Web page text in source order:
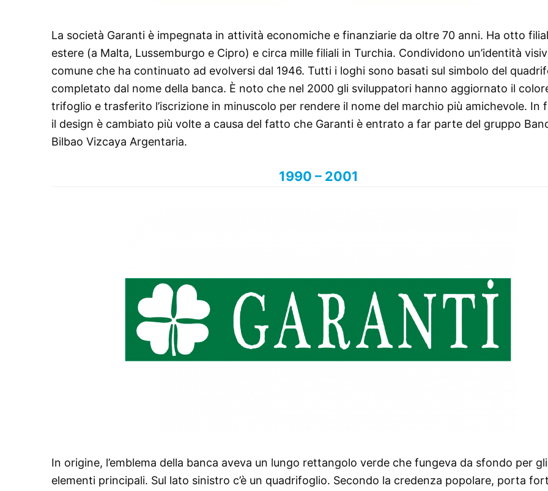
La società Garanti è impegnata in attività economiche e finanziarie da oltre 70 anni. Ha otto
estere (a Malta, Lussemburgo e Cipro) e circa mille filiali in Turchia. Condividono un’identità
comune che ha continuato ad evolversi dal 1946. Tutti i loghi sono basati sul simbolo del
completato dal nome della banca. È noto che nel 2000 gli sviluppatori hanno aggiornato il
trifoglio e trasferito l’iscrizione in minuscolo per rendere il nome del marchio più amichevole. In
il design è cambiato più volte a causa del fatto che Garanti è entrato a far parte del gruppo
Bilbao Vizcaya Argentaria.
1990 – 2001
In origine, l’emblema della banca aveva un lungo rettangolo verde che fungeva da sfondo per gli
elementi principali. Sul lato sinistro c’è un quadrifoglio. Secondo la credenza popolare, porta